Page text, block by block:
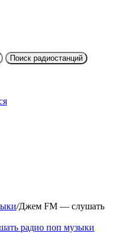
Поиск радиостанций
/Джем FM — слушать
радио поп музыки